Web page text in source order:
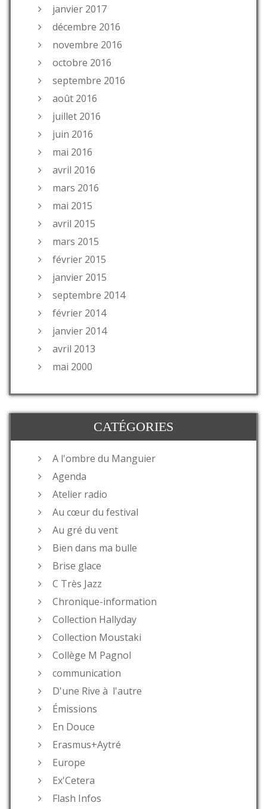
janvier 2017
décembre 2016
novembre 2016
octobre 2016
septembre 2016
août 2016
juillet 2016
juin 2016
mai 2016
avril 2016
mars 2016
mai 2015
avril 2015
mars 2015
février 2015
janvier 2015
septembre 2014
février 2014
janvier 2014
avril 2013
mai 2000
CATÉGORIES
A l'ombre du Manguier
Agenda
Atelier radio
Au cœur du festival
Au gré du vent
Bien dans ma bulle
Brise glace
C Très Jazz
Chronique-information
Collection Hallyday
Collection Moustaki
Collège M Pagnol
communication
D'une Rive à l'autre
Émissions
En Douce
Erasmus+Aytré
Europe
Ex'Cetera
Flash Infos